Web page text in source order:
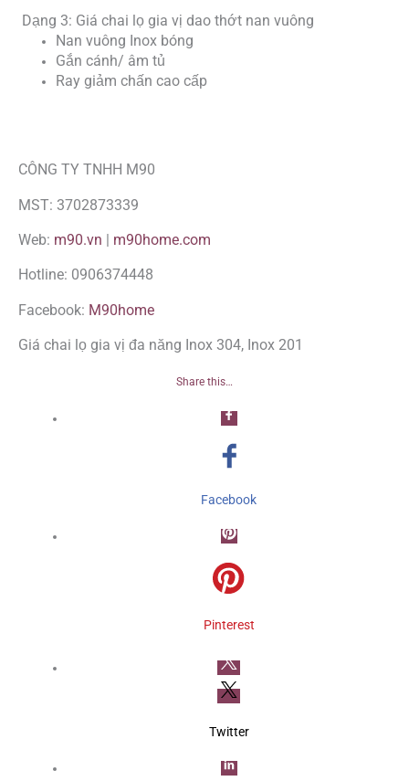
Dạng 3: Giá chai lọ gia vị dao thớt nan vuông
Nan vuông Inox bóng
Gắn cánh/ âm tủ
Ray giảm chấn cao cấp
CÔNG TY TNHH M90
MST: 3702873339
Web: m90.vn | m90home.com
Hotline: 0906374448
Facebook: M90home
Giá chai lọ gia vị đa năng Inox 304, Inox 201
Share this…
Facebook
Pinterest
Twitter